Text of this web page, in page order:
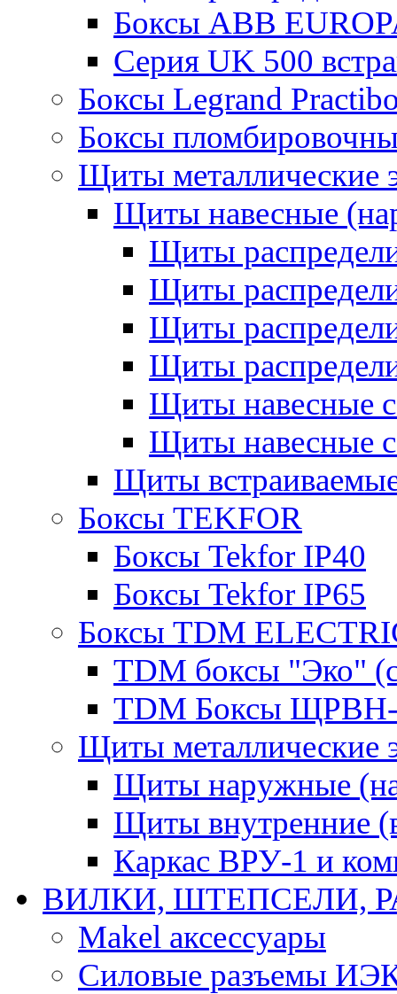
Боксы ABB
Серия UK 500
Боксы Legrand
Боксы
Щиты металлические
Щиты навесные
Щиты
Щиты
Щиты
Щиты
Щиты навесные
Щиты навесные
Щиты
Боксы TEKFOR
Боксы Tekfor IP40
Боксы Tekfor IP65
Боксы TDM
TDM боксы "Эко"
TDM Боксы
Щиты металлические
Щиты наружные
Щиты внутренние
Каркас ВРУ-1 и
ВИЛКИ, ШТЕПСЕЛИ,
Makel аксессуары
Силовые разъемы